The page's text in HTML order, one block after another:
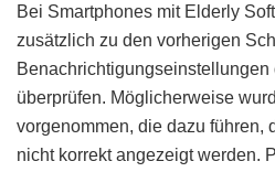
Bei Smartphones mit Elderly
zusätzlich zu den vorherigen
Benachrichtigungseinstellungen
überprüfen. Möglicherweise
vorgenommen, die dazu führen,
nicht korrekt angezeigt werden.